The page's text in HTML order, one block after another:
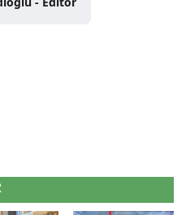
Çerez Bilgilendirme